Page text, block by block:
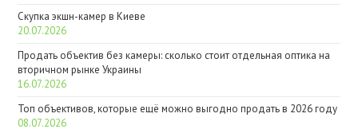
Скупка экшн-камер в Киеве
20.07.2026
Продать объектив без камеры: сколько стоит отдельная оптика на
вторичном рынке Украины
16.07.2026
Топ объективов, которые ещё можно выгодно продать в 2026 году
08.07.2026